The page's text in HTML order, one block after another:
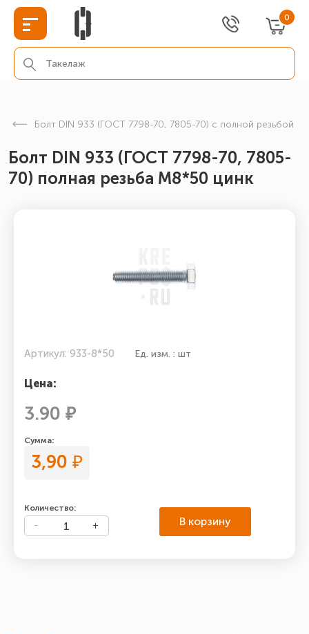
0
Болт DIN 933 (ГОСТ 7798-70, 7805-70) с полной резьбой
Болт DIN 933 (ГОСТ 7798-70, 7805-
70) полная резьба М8*50 цинк
Артикул: 933-8*50 Ед. изм. : шт
Цена:
3.90 ₽
Сумма:
3,90 ₽
Количество:
В корзину